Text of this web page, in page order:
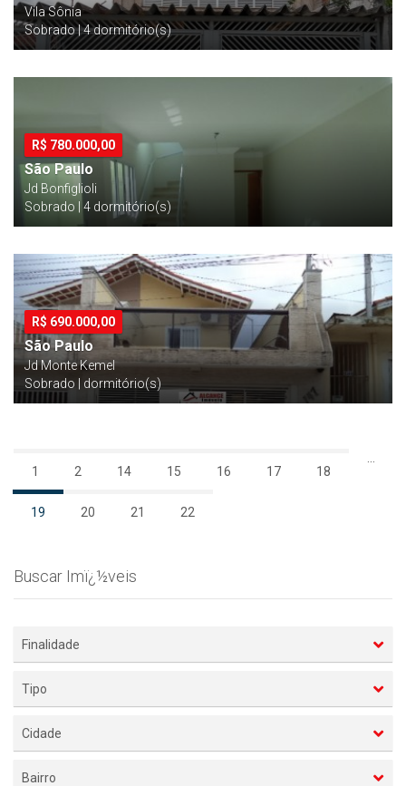
Vila Sônia
Sobrado | 4 dormitório(s)
R$ 780.000,00
São Paulo
Jd Bonfiglioli
Sobrado | 4 dormitório(s)
R$ 690.000,00
São Paulo
Jd Monte Kemel
Sobrado | dormitório(s)
1 2
14
15 16 17 18
19 20 21 22
Buscar Imï¿½veis
Finalidade
Tipo
Cidade
Bairro